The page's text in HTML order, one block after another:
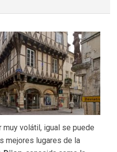
volátil, igual se puede
mejores lugares de la